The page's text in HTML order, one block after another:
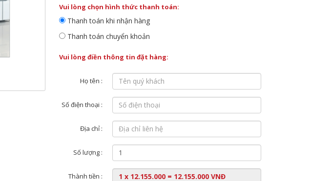
Vui lòng chọn hình thức thanh toán:
Thanh toán khi nhận hàng
Thanh toán chuyển khoản
Vui lòng điền thông tin đặt hàng:
Họ tên :
Số điện thoại :
Địa chỉ :
Số lượng :
Thành tiền :